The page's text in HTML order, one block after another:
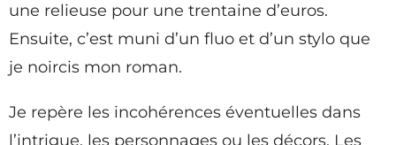
une relieuse pour une trentaine d’euros.
Ensuite, c’est muni d’un fluo et d’un stylo que
je noircis mon roman.
Je repère les incohérences éventuelles dans
l’intrigue, les personnages ou les décors. Les